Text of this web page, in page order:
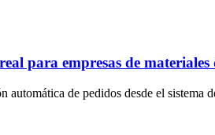
para empresas de materiales
de pedidos desde el sistema